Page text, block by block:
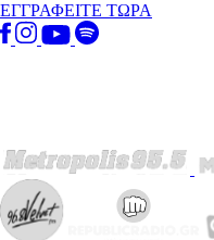
ΕΓΓΡΑΦΕΙΤΕ ΤΩΡΑ